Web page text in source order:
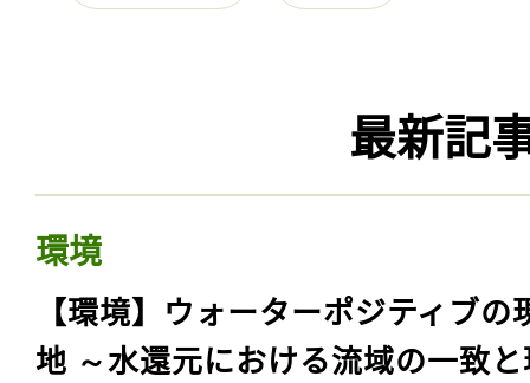
最新記
環境
【環境】ウォーターポジティブの
地 ～水還元における流域の一致